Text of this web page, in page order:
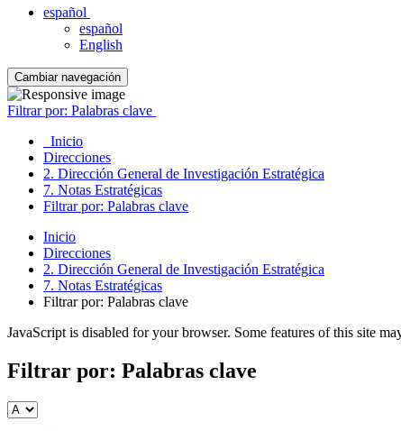
español
español
English
Cambiar navegación
Filtrar por: Palabras clave
Inicio
Direcciones
2. Dirección General de Investigación Estratégica
7. Notas Estratégicas
Filtrar por: Palabras clave
Inicio
Direcciones
2. Dirección General de Investigación Estratégica
7. Notas Estratégicas
Filtrar por: Palabras clave
JavaScript is disabled for your browser. Some features of this site
Filtrar por: Palabras clave